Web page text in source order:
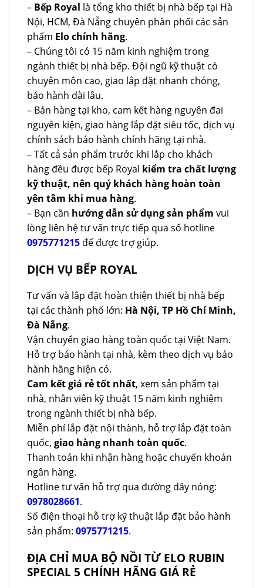
– Bếp Royal là tổng kho thiết bị nhà bếp tại Hà
Nội, HCM, Đà Nẵng chuyên phân phối các sản
phẩm Elo chính hãng.
– Chúng tôi có 15 năm kinh nghiệm trong
ngành thiết bị nhà bếp. Đội ngũ kỹ thuật có
chuyên môn cao, giao lắp đặt nhanh chóng,
bảo hành dài lâu.
– Bán hàng tại kho, cam kết hàng nguyên đai
nguyên kiện, giao hàng lắp đặt siêu tốc, dịch vụ
chính sách bảo hành chính hãng tại nhà.
– Tất cả sản phẩm trước khi lắp cho khách
hàng đều được bếp Royal kiểm tra chất lượng
kỹ thuật, nên quý khách hàng hoàn toàn
yên tâm khi mua hàng.
– Bạn cần hướng dẫn sử dụng sản phẩm vui
lòng liên hệ tư vấn trực tiếp qua số hotline
0975771215 để được trợ giúp.
DỊCH VỤ BẾP ROYAL
Tư vấn và lắp đặt hoàn thiện thiết bị nhà bếp
tại các thành phố lớn: Hà Nội, TP Hồ Chí Minh,
Đà Nẵng.
Vận chuyển giao hàng toàn quốc tại Việt Nam.
Hỗ trợ bảo hành tại nhà, kèm theo dịch vụ bảo
hành hãng hiện có.
Cam kết giá rẻ tốt nhất, xem sản phẩm tại
nhà, nhân viên kỹ thuật 15 năm kinh nghiệm
trong ngành thiết bị nhà bếp.
Miễn phí lắp đặt nội thành, hỗ trợ lắp đặt toàn
quốc, giao hàng nhanh toàn quốc.
Thanh toán khi nhận hàng hoặc chuyển khoản
ngân hàng.
Hotline tư vấn hỗ trợ qua đường dây nóng:
0978028661.
Số điện thoại hỗ trợ kỹ thuật lắp đặt bảo hành
sản phẩm: 0975771215.
ĐỊA CHỈ MUA BỘ NỒI TỪ ELO RUBIN
SPECIAL 5 CHÍNH HÃNG GIÁ RẺ